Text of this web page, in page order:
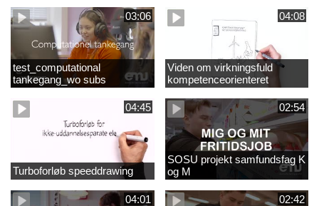
03:06
test_computational
tankegang_wo subs
04:08
Viden om virkningsfuld
kompetenceorienteret
naturfagsundervisning
04:45
Turboforløb speeddrawing
02:54
SOSU projekt samfundsfag K
og M
04:01 02:42